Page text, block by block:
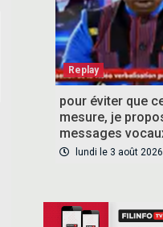
Replay
pour éviter que
mesure, je
messages
lundi le 3 août 2026
VOUS ABONNER